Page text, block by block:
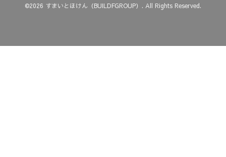
©2026 すまいとほけん（BUILDFGROUP） . All Rights Reserved.